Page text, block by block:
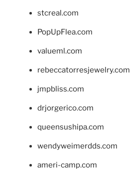
stcreal.com
PopUpFlea.com
valueml.com
rebeccatorresjewelry.com
jmpbliss.com
drjorgerico.com
queensushipa.com
wendyweimerdds.com
ameri-camp.com